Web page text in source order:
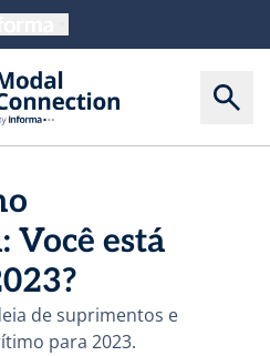
está
de suprimentos e
para 2023.